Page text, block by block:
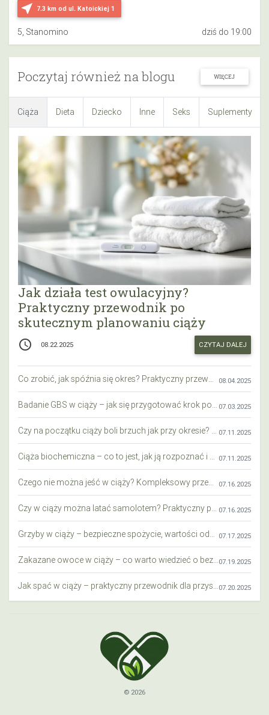
near_me 7.3 km od ul. Katoickiej 1
5, Stanomino dziś do 19:00
Poczytaj również na blogu WIĘCEJ
Ciąża Dieta Dziecko Inne Seks Suplementy
Jak działa test owulacyjny?
Praktyczny przewodnik po
skutecznym planowaniu ciąży
access_time 08.22.2025 CZYTAJ DALEJ
08.04.2025
07.03.2025
07.11.2025
07.11.2025
07.16.2025
07.16.2025
07.17.2025
07.19.2025
07.20.2025
© 2026